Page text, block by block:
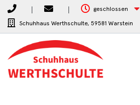
geschlossen
Schuhhaus Werthschulte, 59581 Warstein